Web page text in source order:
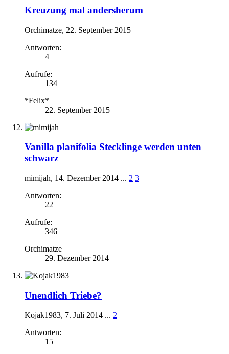
Kreuzung mal andersherum
Orchimatze, 22. September 2015
Antworten:
4
Aufrufe:
134
*Felix*
22. September 2015
Vanilla planifolia Stecklinge werden unten
schwarz
mimijah, 14. Dezember 2014 ... 2 3
Antworten:
22
Aufrufe:
346
Orchimatze
29. Dezember 2014
Unendlich Triebe?
Kojak1983, 7. Juli 2014 ... 2
Antworten:
15